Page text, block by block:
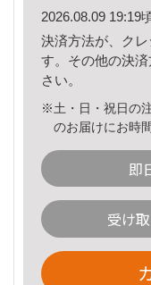
2026.08.09 19:19
決済方法が、ク
す。その他の決
さい。
※土・日・祝日の
のお届けにお時
即
受け